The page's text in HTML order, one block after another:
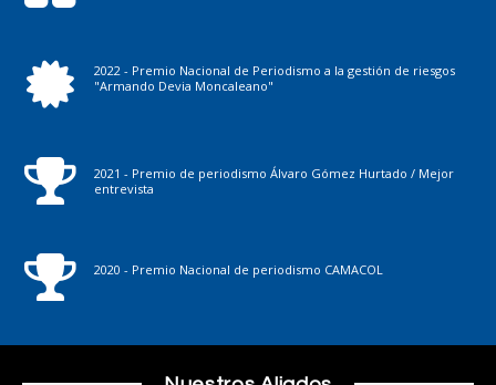
2022 - Premio Nacional de Periodismo a la gestión de riesgos
"Armando Devia Moncaleano"
2021 - Premio de periodismo Álvaro Gómez Hurtado / Mejor
entrevista
2020 - Premio Nacional de periodismo CAMACOL